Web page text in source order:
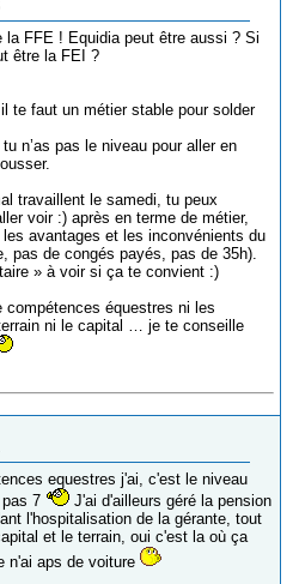
la FFE ! Equidia peut être aussi ? Si
être la FEI ?
te faut un métier stable pour solder
n’as pas le niveau pour aller en
travaillent le samedi, tu peux
voir :) après en terme de métier,
avantages et les inconvénients du
pas de congés payés, pas de 35h).
» à voir si ça te convient :)
compétences équestres ni les
ni le capital … je te conseille
equestres j'ai, c'est le niveau
7
J'ai d'ailleurs géré la pension
l'hospitalisation de la gérante, tout
et le terrain, oui c'est la où ça
n'ai aps de voiture